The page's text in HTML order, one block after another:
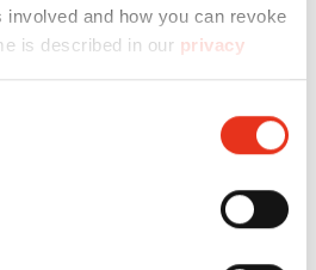
and how you can revoke
is described in our privacy